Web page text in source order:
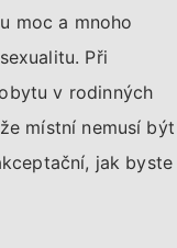
moc a mnoho
Při
v rodinných
místní nemusí být
jak byste